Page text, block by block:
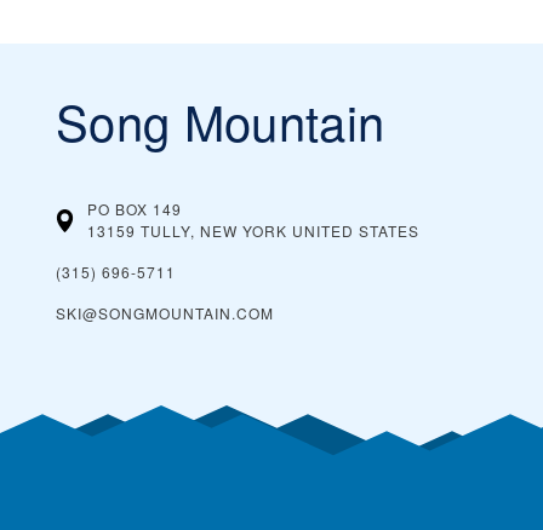
Song Mountain
PO BOX 149
13159 TULLY, NEW YORK UNITED STATES
(315) 696-5711
SKI@SONGMOUNTAIN.COM